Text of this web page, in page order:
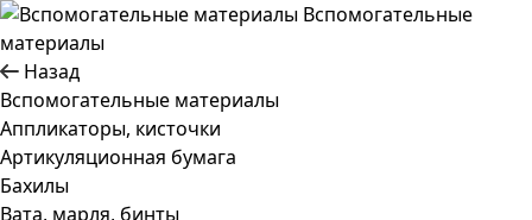
Вспомогательные
материалы
Назад
Вспомогательные материалы
Аппликаторы, кисточки
Артикуляционная бумага
Бахилы
Вата, марля, бинты